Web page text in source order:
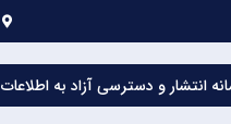
انتشار و دسترسی آزاد به اطلاعات